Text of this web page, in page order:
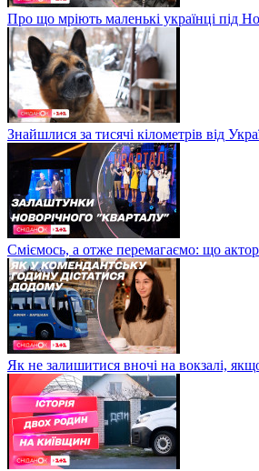
Про що мріють маленькі українці під
Знайшлися за тисячі кілометрів від
Сміємось, а отже перемагаємо: що
Як не залишитися вночі на вокзалі,